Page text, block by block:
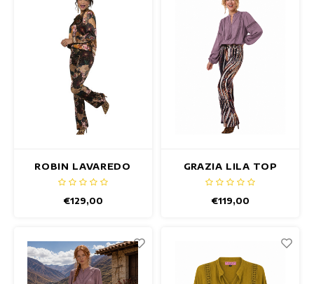
Ärmellose Kleider
Sommerkleider
ROBIN LAVAREDO
TOP
€129,00
GRAZIA LILA TOP
€119,00